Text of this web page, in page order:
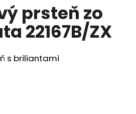
prsteň zo
22167B/ZX
s briliantami
HĽADAŤ